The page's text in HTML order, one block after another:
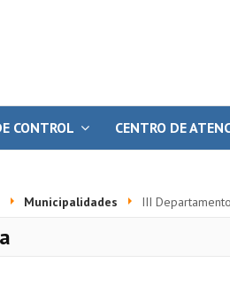
CONTROL CENTRO DE
Municipalidades III